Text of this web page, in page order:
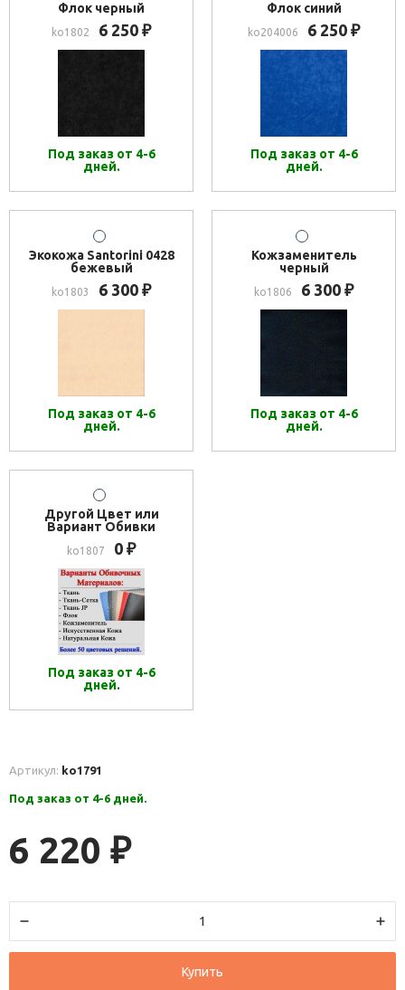
Флок черный
ko1802 6 250 ₽
Под заказ от 4-6
дней.
Флок синий
ko204006 6 250 ₽
Под заказ от 4-6
дней.
Экокожа Santorini 0428
бежевый
ko1803 6 300 ₽
Под заказ от 4-6
дней.
Кожзаменитель
черный
ko1806 6 300 ₽
Под заказ от 4-6
дней.
Другой Цвет или
Вариант Обивки
ko1807 0 ₽
Под заказ от 4-6
дней.
Артикул: ko1791
Под заказ от 4-6 дней.
6 220 ₽
Купить